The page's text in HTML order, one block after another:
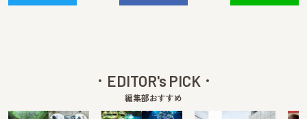
EDITOR's PICK
編集部おすすめ